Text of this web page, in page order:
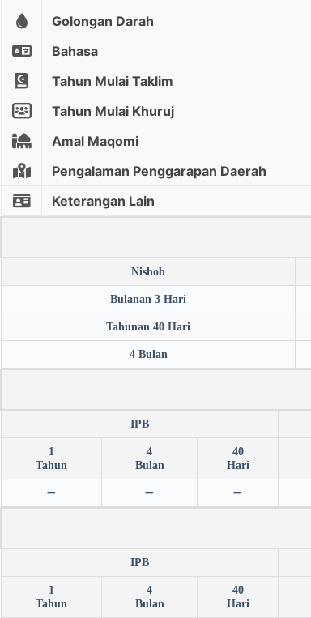
Golongan Darah
Bahasa
Tahun Mulai Taklim
Tahun Mulai Khuruj
Amal Maqomi
Pengalaman Penggarapan Daerah
Keterangan Lain
Nishob
Bulanan 3 Hari
Tahunan 40 Hari
4 Bulan
IPB
1
Tahun
4
Bulan
40
Hari
➖ ➖ ➖
IPB
1
Tahun
4
Bulan
40
Hari